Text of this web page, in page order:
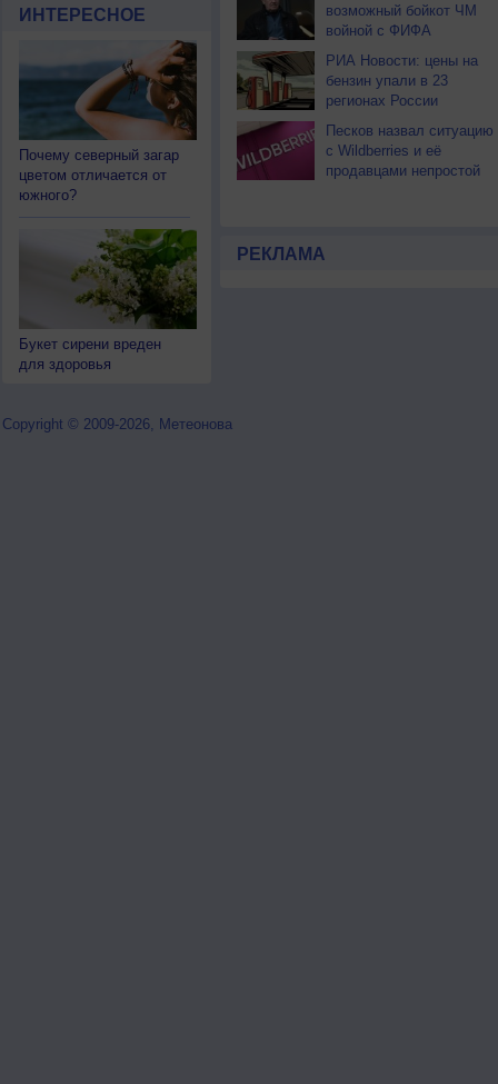
ИНТЕРЕСНОЕ
Почему северный загар
цветом отличается от
южного?
Букет сирени вреден
для здоровья
возможный бойкот ЧМ
войной с ФИФА
РИА Новости: цены на
бензин упали в 23
регионах России
Песков назвал ситуацию
с Wildberries и её
продавцами непростой
РЕКЛАМА
Copyright © 2009-2026, Метеонова